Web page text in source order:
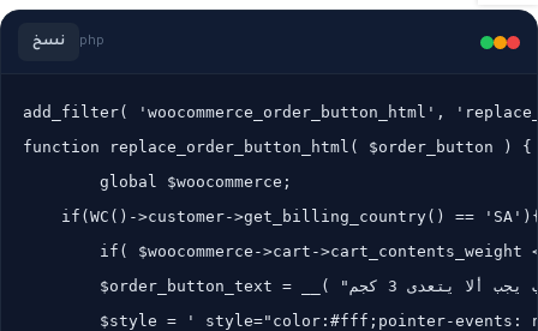
php نسخ
add_filter( 'woocommerce_order_button_html',
function replace_order_button_html( $order_button ) {
if(WC()->customer->get_billing_country() ==
if( $woocommerce->cart->cart_contents_weight
        $order_button_text = __( "وزن الطلب يجب ألا يتعدى 3 كجم", "woocommerce" );
$style = ' style="color:#fff;pointer-events: